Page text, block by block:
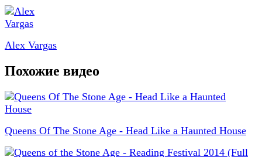
Alex Vargas
Похожие видео
Queens Of The Stone Age - Head Like a Haunted House